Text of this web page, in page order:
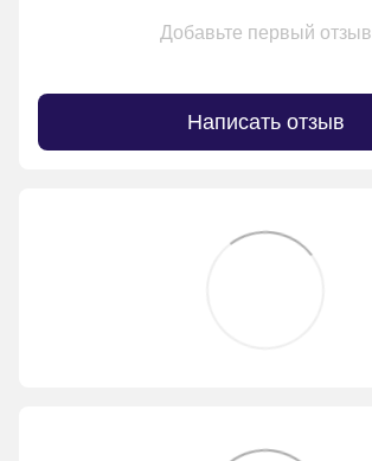
Добавьте первый отзыв
Написать отзыв